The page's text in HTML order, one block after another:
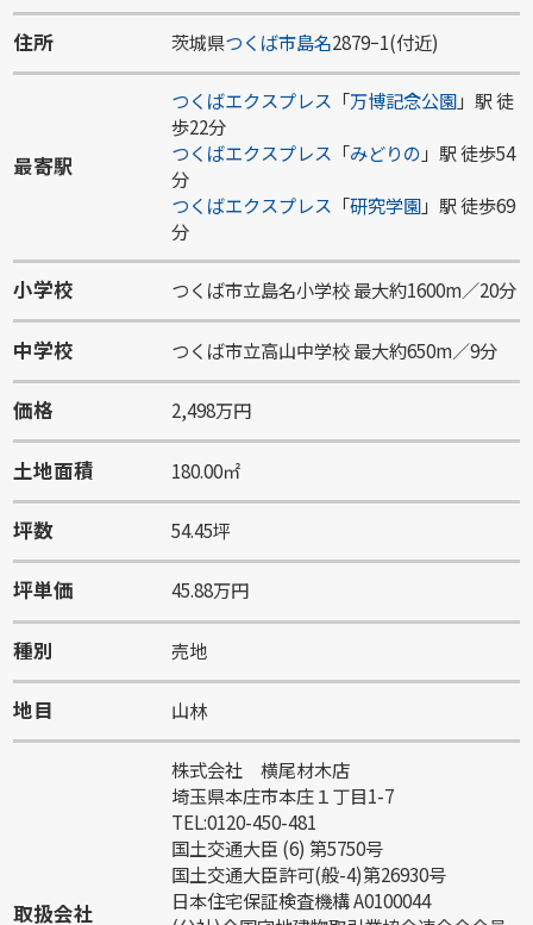
住所 茨城県つくば市島名2879ｰ1(付近)
最寄駅
つくばエクスプレス 「万博記念公園」駅 徒
歩22分
つくばエクスプレス 「みどりの 」駅 徒歩54
分
つくばエクスプレス 「研究学園」駅 徒歩69
分
小学校 つくば市立島名小学校 最大約1600m／20分
中学校 つくば市立高山中学校 最大約650m／9分
価格 2,498万円
土地面積 180.00㎡
坪数 54.45坪
坪単価 45.88万円
種別 売地
地目 山林
取扱会社
株式会社 横尾材木店
埼玉県本庄市本庄１丁目1-7
TEL:0120-450-481
国土交通大臣 (6) 第5750号
国土交通大臣許可(般-4)第26930号
日本住宅保証検査機構 A0100044